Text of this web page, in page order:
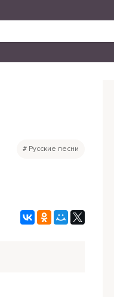
Русские песни